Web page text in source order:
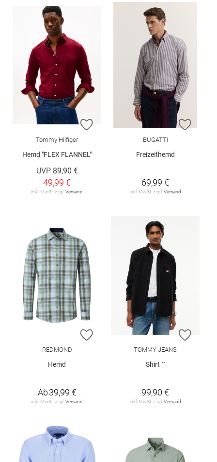
ZUR WUNSCHLISTE HINZUFÜGEN
Tommy Hilfiger
Hemd "FLEX FLANNEL"
UVP 89,90 €
49,99 €
inkl. MwSt. zzgl. Versand
ZUR
BUGATTI
Freizeithemd
69,99 €
inkl. MwSt. zzgl. Versand
ZUR WUNSCHLISTE HINZUFÜGEN
REDMOND
Hemd
Ab39,99 €
inkl. MwSt. zzgl.Versand
ZUR
TOMMY JEANS
Shirt ``
99,90 €
inkl. MwSt. zzgl.Versand